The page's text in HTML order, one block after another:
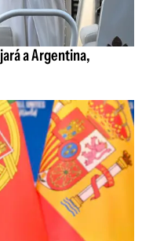
a Argentina,